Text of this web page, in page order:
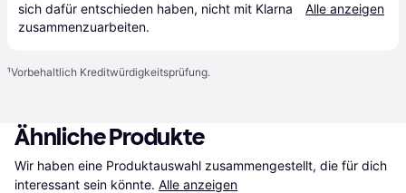
sich dafür entschieden haben, nicht mit Klarna
zusammenzuarbeiten.
Alle anzeigen
¹Vorbehaltlich Kreditwürdigkeitsprüfung.
Ähnliche Produkte
Wir haben eine Produktauswahl zusammengestellt, die für dich
interessant sein könnte. Alle anzeigen